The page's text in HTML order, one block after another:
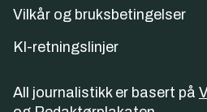
Vilkår og bruksbetingelser
KI-retningslinjer
All journalistikk er basert på